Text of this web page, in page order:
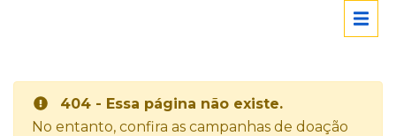
404 - Essa página não existe.
No entanto, confira as campanhas de doação